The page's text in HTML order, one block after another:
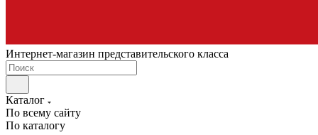
Интернет-магазин представительского класса
Каталог
По всему сайту
По каталогу